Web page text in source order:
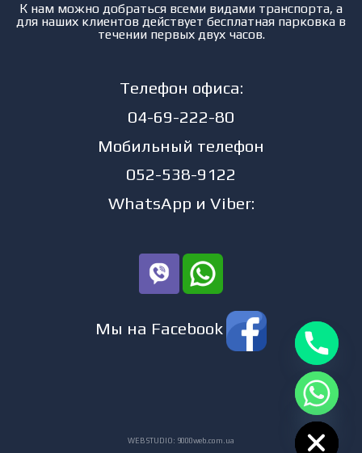
К нам можно добраться всеми видами транспорта, а
для наших клиентов действует бесплатная парковка в
течении первых двух часов.
Телефон офиса:
04-69-222-80
Мобильный телефон
052-538-9122
WhatsApp и Viber:
Мы на Facebook
WEB STUDIO: 9000web.com.ua
HIDE
CHATY